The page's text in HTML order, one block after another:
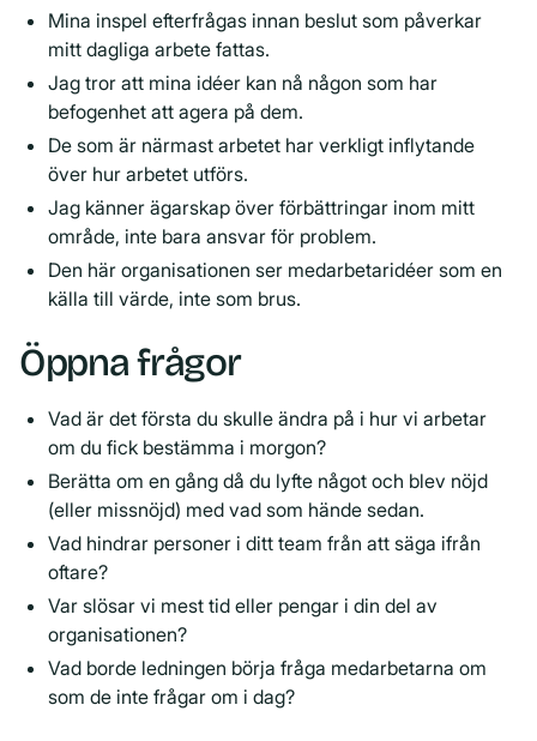
Mina inspel efterfrågas innan beslut som påverkar
mitt dagliga arbete fattas.
Jag tror att mina idéer kan nå någon som har
befogenhet att agera på dem.
De som är närmast arbetet har verkligt inflytande
över hur arbetet utförs.
Jag känner ägarskap över förbättringar inom mitt
område, inte bara ansvar för problem.
Den här organisationen ser medarbetaridéer som en
källa till värde, inte som brus.
Öppna frågor
Vad är det första du skulle ändra på i hur vi arbetar
om du fick bestämma i morgon?
Berätta om en gång då du lyfte något och blev nöjd
(eller missnöjd) med vad som hände sedan.
Vad hindrar personer i ditt team från att säga ifrån
oftare?
Var slösar vi mest tid eller pengar i din del av
organisationen?
Vad borde ledningen börja fråga medarbetarna om
som de inte frågar om i dag?